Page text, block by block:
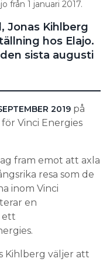
från 1 januari 2017.
Jonas Kihlberg
hos Elajo.
sista augusti
2019 på
Vinci Energies
fram emot att axla
resa som de
inom Vinci
en
ett
Kihlberg väljer att